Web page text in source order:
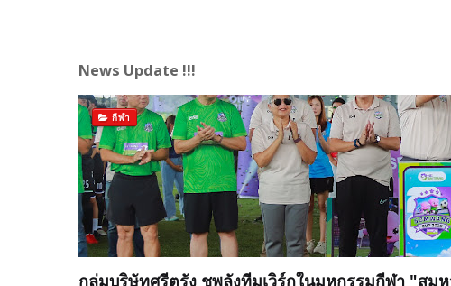
News Update !!!
กีฬา
กลุ่มบริษัทศรีตรัง ชูพลังทีมเวิร์กในมหกรรมกีฬา "สม